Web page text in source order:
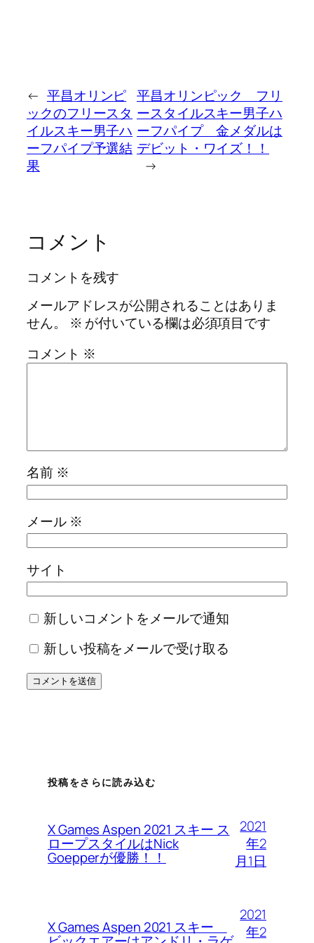
← 平昌オリンピ
ックのフリースタ
イルスキー男子ハ
ーフパイプ予選結
果
平昌オリンピック フリ
ースタイルスキー男子ハ
ーフパイプ 金メダルは
デビット・ワイズ！！
→
コメント
コメントを残す
メールアドレスが公開されることはありま
せん。
※ が付いている欄は必須項目です
コメント ※
名前 ※
メール ※
サイト
新しいコメントをメールで通知
新しい投稿をメールで受け取る
投稿をさらに読み込む
X Games Aspen 2021 スキー ス
ロープスタイルはNick
Goepperが優勝！！
2021
年2
月1日
X Games Aspen 2021 スキー
2021
年2